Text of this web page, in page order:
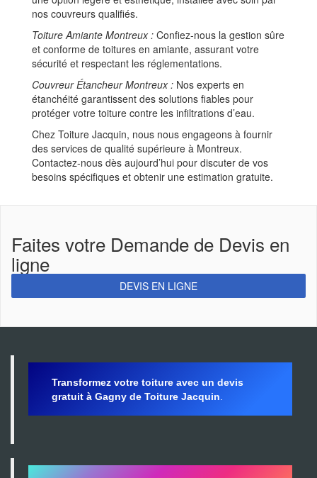
nos couvreurs qualifiés.
Toiture Amiante Montreux : Confiez-nous la gestion sûre
et conforme de toitures en amiante, assurant votre
sécurité et respectant les réglementations.
Couvreur Étancheur Montreux : Nos experts en
étanchéité garantissent des solutions fiables pour
protéger votre toiture contre les infiltrations d’eau.
Chez Toiture Jacquin, nous nous engageons à fournir
des services de qualité supérieure à Montreux.
Contactez-nous dès aujourd’hui pour discuter de vos
besoins spécifiques et obtenir une estimation gratuite.
Faites votre Demande de Devis en
ligne
DEVIS EN LIGNE
Transformez votre toiture avec un devis
gratuit à Gagny de Toiture Jacquin